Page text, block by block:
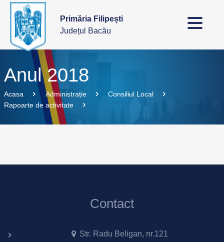
Primăria Filipești
Județul Bacău
Anul 2018
Acasa Administrație
Consiliul Local
Rapoarte de activitate
Contact
Str. Radu Beligan, nr.121